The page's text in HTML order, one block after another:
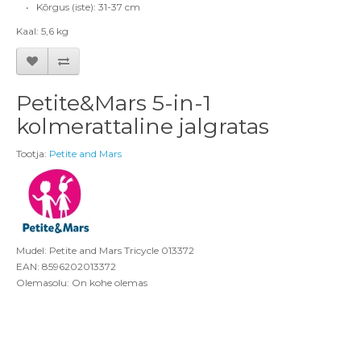
•
Kõrgus (iste): 31-37 cm
Kaal: 5,6 kg
Petite&Mars 5-in-1
kolmerattaline jalgratas
Tootja: Petite and Mars
Mudel: Petite and Mars Tricycle 013372
EAN: 8596202013372
Olemasolu: On kohe olemas